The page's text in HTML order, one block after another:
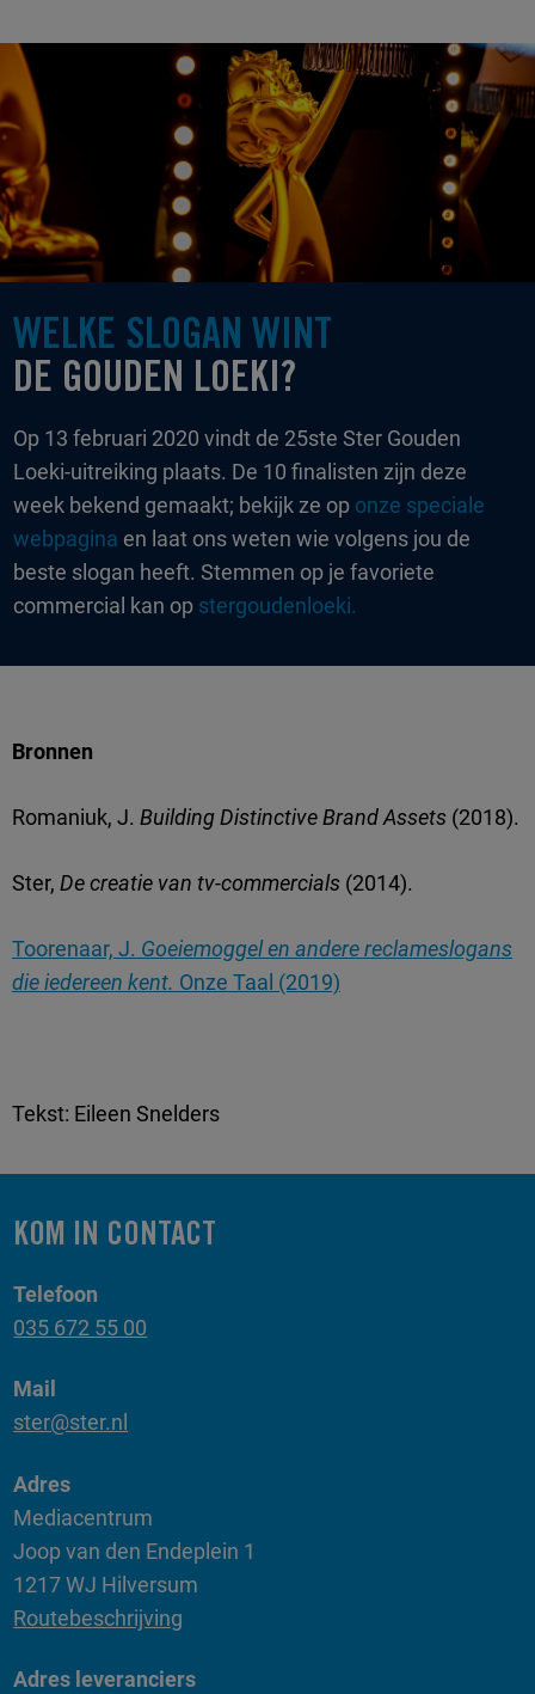
WELKE SLOGAN WINT
DE GOUDEN LOEKI?
Op 13 februari 2020 vindt de 25ste Ster Gouden
Loeki-uitreiking plaats. De 10 finalisten zijn deze
week bekend gemaakt; bekijk ze op onze speciale
webpagina en laat ons weten wie volgens jou de
beste slogan heeft. Stemmen op je favoriete
commercial kan op stergoudenloeki.
Bronnen
Romaniuk, J. Building Distinctive Brand Assets (2018).
Ster, De creatie van tv-commercials (2014).
Toorenaar, J. Goeiemoggel en andere reclameslogans
die iedereen kent. Onze Taal (2019)
Tekst: Eileen Snelders
KOM IN CONTACT
Telefoon
035 672 55 00
Mail
ster@ster.nl
Adres
Mediacentrum
Joop van den Endeplein 1
1217 WJ Hilversum
Routebeschrijving
Adres leveranciers